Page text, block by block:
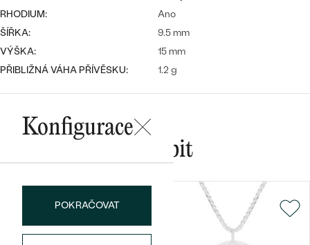
PROHLÉDNOUT
Bestsellery
RHODIUM:
Ano
ŠÍŘKA:
9.5 mm
VÝŠKA:
15 mm
PŘIBLIŽNÁ VÁHA PŘÍVĚSKU:
1.2 g
Konfigurace
POKRAČOVAT
Mohlo by se vám líbit